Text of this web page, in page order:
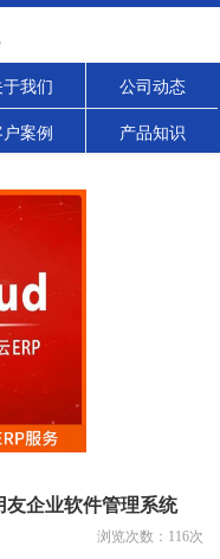
于我们 公司动态
案例 产品知识
友企业软件管理系统
浏览次数： 116次